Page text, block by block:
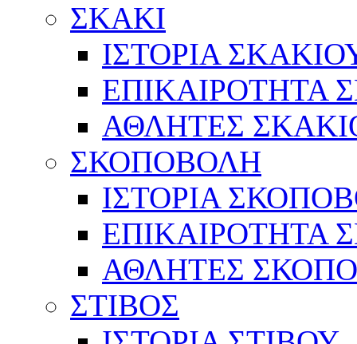
ΣΚΑΚΙ
ΙΣΤΟΡΙΑ
ΕΠΙΚΑΙΡΟΤΗΤΑ
ΑΘΛΗΤΕΣ
ΣΚΟΠΟΒΟΛΗ
ΙΣΤΟΡΙΑ
ΕΠΙΚΑΙΡΟΤΗΤΑ
ΑΘΛΗΤΕΣ
ΣΤΙΒΟΣ